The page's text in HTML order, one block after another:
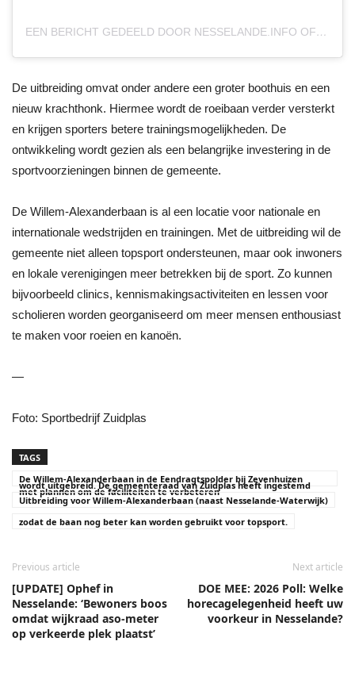
EEN BERICHT GEDEELD DOOR NESSELANDE.INFO OFFICIEEL NIEUWS (@NESSELANDE.INFO)
De uitbreiding omvat onder andere een groter boothuis en een
nieuw krachthonk. Hiermee wordt de roeibaan verder versterkt
en krijgen sporters betere trainingsmogelijkheden. De
ontwikkeling wordt gezien als een belangrijke investering in de
sportvoorzieningen binnen de gemeente.
De Willem-Alexanderbaan is al een locatie voor nationale en
internationale wedstrijden en trainingen. Met de uitbreiding wil de
gemeente niet alleen topsport ondersteunen, maar ook inwoners
en lokale verenigingen meer betrekken bij de sport. Zo kunnen
bijvoorbeeld clinics, kennismakingsactiviteiten en lessen voor
scholieren worden georganiseerd om meer mensen enthousiast
te maken voor roeien en kanoën.
—
Foto: Sportbedrijf Zuidplas
TAGS
De Willem-Alexanderbaan in de Eendragtspolder bij Zevenhuizen
wordt uitgebreid. De gemeenteraad van Zuidplas heeft ingestemd
met plannen om de faciliteiten te verbeteren
Uitbreiding voor Willem-Alexanderbaan (naast Nesselande-Waterwijk)
zodat de baan nog beter kan worden gebruikt voor topsport.
Previous article
[UPDATE] Ophef in
Nesselande: ‘Bewoners boos
omdat wijkraad aso-meter
op verkeerde plek plaatst’
Next article
DOE MEE: 2026 Poll: Welke
horecagelegenheid heeft uw
voorkeur in Nesselande?